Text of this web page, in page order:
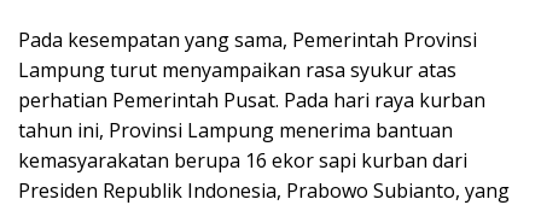
​Pada kesempatan yang sama, Pemerintah Provinsi
Lampung turut menyampaikan rasa syukur atas
perhatian Pemerintah Pusat. Pada hari raya kurban
tahun ini, Provinsi Lampung menerima bantuan
kemasyarakatan berupa 16 ekor sapi kurban dari
Presiden Republik Indonesia, Prabowo Subianto, yang